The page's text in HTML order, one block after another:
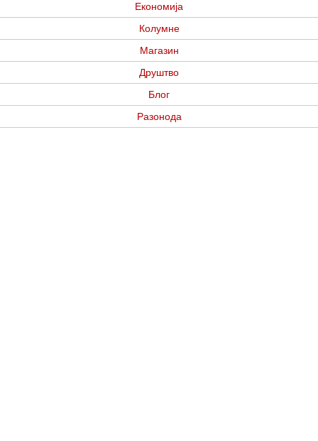
Економија
Колумне
Магазин
Друштво
Блог
Разонода